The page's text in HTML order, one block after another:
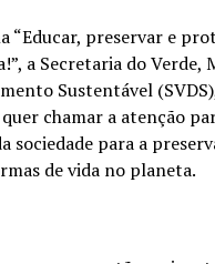
“Educar, preservar e
a Secretaria do Verde,
Sustentável
chamar a atenção
sociedade para a
de vida no planeta.